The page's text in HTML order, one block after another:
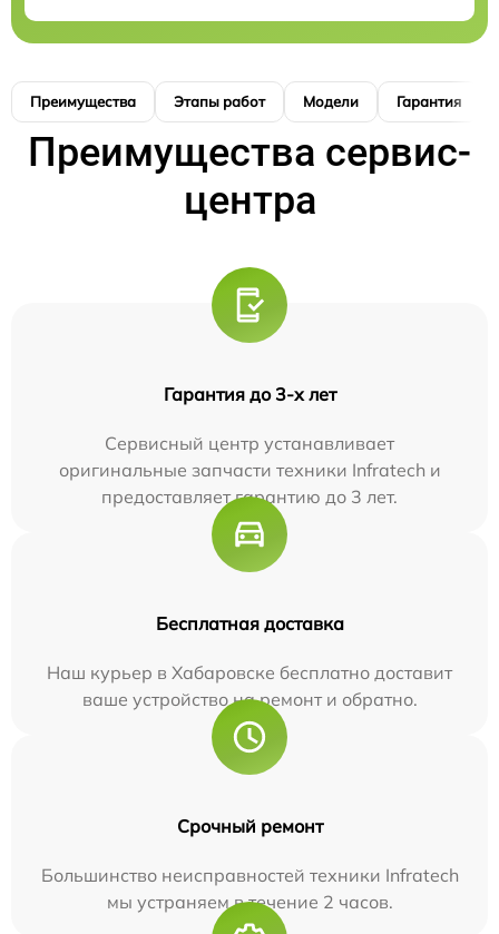
Преимущества Этапы работ Модели Гарантия
Преимущества сервис-
центра
Гарантия до 3-х лет
Сервисный центр устанавливает
оригинальные запчасти техники Infratech и
предоставляет гарантию до 3 лет.
Бесплатная доставка
Наш курьер в Хабаровске бесплатно доставит
ваше устройство на ремонт и обратно.
Срочный ремонт
Большинство неисправностей техники Infratech
мы устраняем в течение 2 часов.